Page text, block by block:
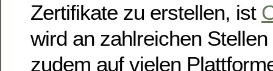
Zertifikate zu erstellen, ist
wird an zahlreichen
zudem auf vielen